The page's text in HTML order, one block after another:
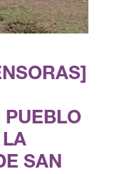
PUEBLO
LA
SAN